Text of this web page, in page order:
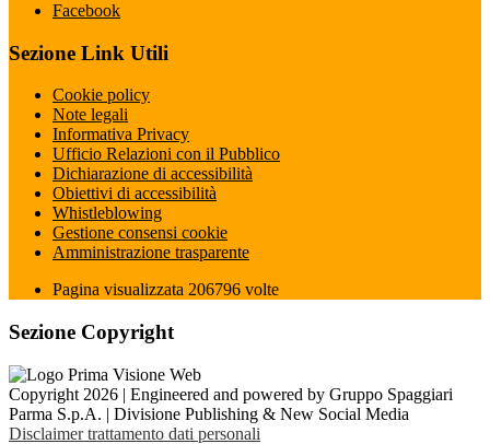
Facebook
Sezione Link Utili
Cookie policy
Note legali
Informativa Privacy
Ufficio Relazioni con il Pubblico
Dichiarazione di accessibilità
Obiettivi di accessibilità
Whistleblowing
Gestione consensi cookie
Amministrazione trasparente
Pagina visualizzata 206796 volte
Sezione Copyright
Copyright 2026 | Engineered and powered by Gruppo Spaggiari
Parma S.p.A. | Divisione Publishing & New Social Media
Disclaimer trattamento dati personali